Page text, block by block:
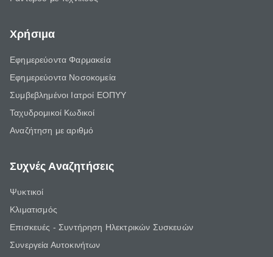
Χρήσιμα
Εφημερεύοντα Φαρμακεία
Εφημερεύοντα Νοσοκομεία
Συμβεβλημένοι Ιατροί ΕΟΠΥΥ
Ταχυδρομικοί Κωδικοί
Αναζήτηση με αριθμό
Συχνές Αναζητήσεις
Ψυκτικοί
Κλιματισμός
Επισκευές - Συντήρηση Ηλεκτρικών Συσκευών
Συνεργεία Αυτοκινήτων